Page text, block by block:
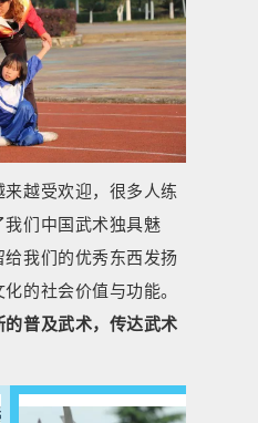
越受欢迎，很多人练
们中国武术独具魅
我们的优秀东西发扬
的社会价值与功能。
普及武术，传达武术